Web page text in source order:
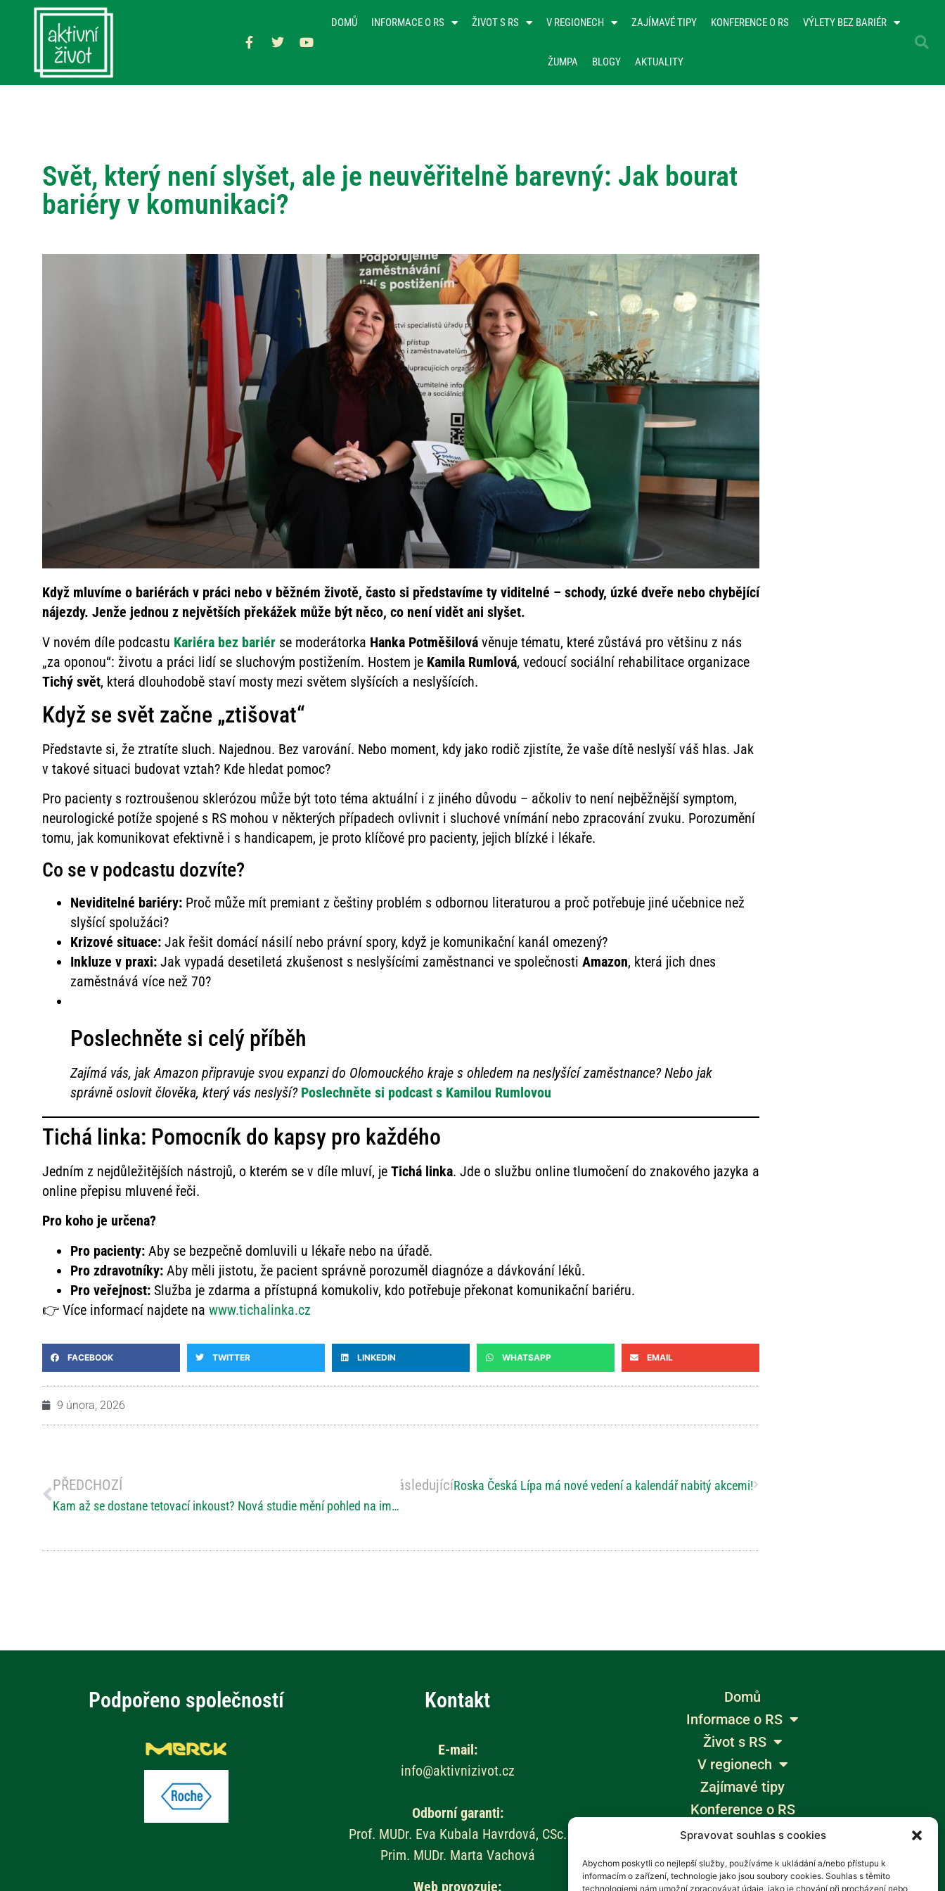
Spravovat souhlas s cookies
Abychom poskytli co nejlepší služby, používáme k ukládání a/nebo přístupu k
informacím o zařízení, technologie jako jsou soubory cookies. Souhlas s těmito
technologiemi nám umožní zpracovávat údaje, jako je chování při procházení nebo
DOMŮ INFORMACE O RS ŽIVOT S RS V REGIONECH ZAJÍMAVÉ TIPY KONFERENCE O RS VÝLETY BEZ BARIÉR
ŽUMPA BLOGY AKTUALITY
Svět, který není slyšet, ale je neuvěřitelně barevný: Jak bourat
bariéry v komunikaci?
Když mluvíme o bariérách v práci nebo v běžném životě, často si představíme ty viditelné – schody, úzké dveře nebo chybějící
nájezdy. Jenže jednou z největších překážek může být něco, co není vidět ani slyšet.
V novém díle podcastu Kariéra bez bariér se moderátorka Hanka Potměšilová věnuje tématu, které zůstává pro většinu z nás
„za oponou“: životu a práci lidí se sluchovým postižením. Hostem je Kamila Rumlová, vedoucí sociální rehabilitace organizace
Tichý svět, která dlouhodobě staví mosty mezi světem slyšících a neslyšících.
Když se svět začne „ztišovat“
Představte si, že ztratíte sluch. Najednou. Bez varování. Nebo moment, kdy jako rodič zjistíte, že vaše dítě neslyší váš hlas. Jak
v takové situaci budovat vztah? Kde hledat pomoc?
Pro pacienty s roztroušenou sklerózou může být toto téma aktuální i z jiného důvodu – ačkoliv to není nejběžnější symptom,
neurologické potíže spojené s RS mohou v některých případech ovlivnit i sluchové vnímání nebo zpracování zvuku. Porozumění
tomu, jak komunikovat efektivně i s handicapem, je proto klíčové pro pacienty, jejich blízké i lékaře.
Co se v podcastu dozvíte?
Neviditelné bariéry: Proč může mít premiant z češtiny problém s odbornou literaturou a proč potřebuje jiné učebnice než
slyšící spolužáci?
Krizové situace: Jak řešit domácí násilí nebo právní spory, když je komunikační kanál omezený?
Inkluze v praxi: Jak vypadá desetiletá zkušenost s neslyšícími zaměstnanci ve společnosti Amazon, která jich dnes
zaměstnává více než 70?
Poslechněte si celý příběh
Zajímá vás, jak Amazon připravuje svou expanzi do Olomouckého kraje s ohledem na neslyšící zaměstnance? Nebo jak
správně oslovit člověka, který vás neslyší? Poslechněte si podcast s Kamilou Rumlovou
Tichá linka: Pomocník do kapsy pro každého
Jedním z nejdůležitějších nástrojů, o kterém se v díle mluví, je Tichá linka. Jde o službu online tlumočení do znakového jazyka a
online přepisu mluvené řeči.
Pro koho je určena?
Pro pacienty: Aby se bezpečně domluvili u lékaře nebo na úřadě.
Pro zdravotníky: Aby měli jistotu, že pacient správně porozuměl diagnóze a dávkování léků.
Pro veřejnost: Služba je zdarma a přístupná komukoliv, kdo potřebuje překonat komunikační bariéru.
👉 Více informací najdete na www.tichalinka.cz
FACEBOOK TWITTER LINKEDIN WHATSAPP EMAIL
9 února, 2026
PŘEDCHOZÍ
Kam až se dostane tetovací inkoust? Nová studie mění pohled na imunitní reakci
NásledujícíRoska Česká Lípa má nové vedení a kalendář nabitý akcemi!
Podpořeno společností Kontakt
E-mail:
info@aktivnizivot.cz
Odborní garanti:
Prof. MUDr. Eva Kubala Havrdová, CSc.
Prim. MUDr. Marta Vachová
Web provozuje:
Domů
Informace o RS
Život s RS
V regionech
Zajímavé tipy
Konference o RS
Výlety bez bariér
Blogy